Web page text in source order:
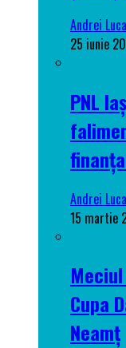
Andrei Luca
25 iunie
PNL
Andrei Luca
15 martie
Cupa
Neamț